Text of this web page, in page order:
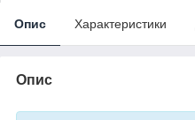
Опис Характеристики
Опис